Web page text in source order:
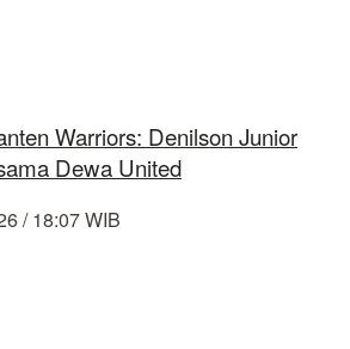
Warriors: Denilson Junior
Dewa United
/ 18:07 WIB